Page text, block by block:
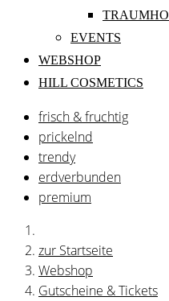
EVENTS
WEBSHOP
HILL COSMETICS
frisch & fruchtig
prickelnd
trendy
erdverbunden
premium
zur Startseite
Webshop
Gutscheine & Tickets